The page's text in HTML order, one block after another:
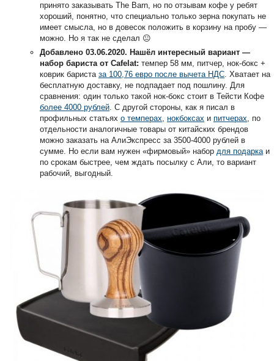
принято заказывать The Barn, но по отзывам кофе у ребят
хороший, понятно, что специально только зерна покупать не
имеет смысла, но в довесок положить в корзину на пробу —
можно. Но я так не сделал 😐
Добавлено 03.06.2020. Нашёл интересный вариант —
набор бариста от Cafelat: темпер 58 мм, питчер, нок-бокс +
коврик бариста за 100,76 евро после вычета НДС. Хватает на
бесплатную доставку, не подпадает под пошлину. Для
сравнения: один только такой нок-бокс стоит в Тейсти Кофе
более 4000 рублей. С другой стороны, как я писал в
профильных статьях о темперах, нокбоксах и питчерах, по
отдельности аналогичные товары от китайских брендов
можно заказать на АлиЭкспресс за 3500-4000 рублей в
сумме. Но если вам нужен «фирмовый» набор для подаркаи
по срокам быстрее, чем ждать посылку с Али, то вариант
рабочий, выгодный.